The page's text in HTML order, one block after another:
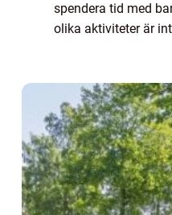
spendera tid med
olika aktiviteter är
möjligh...